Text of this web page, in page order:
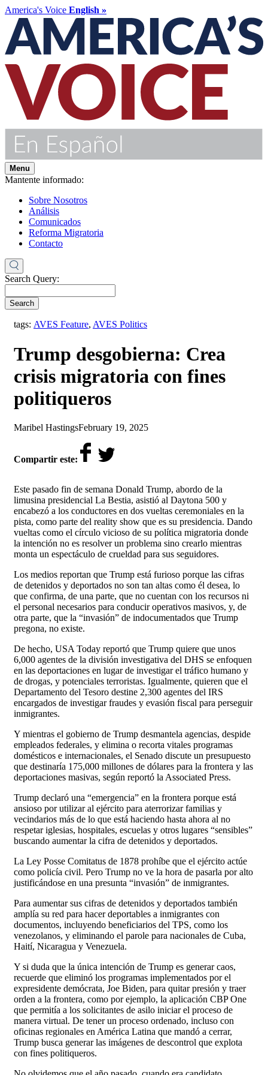
America's Voice English »
Menu
Mantente informado:
Sobre Nosotros
Análisis
Comunicados
Reforma Migratoria
Contacto
Search Query:
Search
tags: AVES Feature, AVES Politics
Trump desgobierna: Crea
crisis migratoria con fines
politiqueros
by
Maribel Hastingson
February 19, 2025
Compartir este:
Este pasado fin de semana Donald Trump, abordo de la
limusina presidencial La Bestia, asistió al Daytona 500 y
encabezó a los conductores en dos vueltas ceremoniales en la
pista, como parte del reality show que es su presidencia. Dando
vueltas como el círculo vicioso de su política migratoria donde
la intención no es resolver un problema sino crearlo mientras
monta un espectáculo de crueldad para sus seguidores.
Los medios reportan que Trump está furioso porque las cifras
de detenidos y deportados no son tan altas como él desea, lo
que confirma, de una parte, que no cuentan con los recursos ni
el personal necesarios para conducir operativos masivos, y, de
otra parte, que la “invasión” de indocumentados que Trump
pregona, no existe.
De hecho, USA Today reportó que Trump quiere que unos
6,000 agentes de la división investigativa del DHS se enfoquen
en las deportaciones en lugar de investigar el tráfico humano y
de drogas, y potenciales terroristas. Igualmente, quieren que el
Departamento del Tesoro destine 2,300 agentes del IRS
encargados de investigar fraudes y evasión fiscal para perseguir
inmigrantes.
Y mientras el gobierno de Trump desmantela agencias, despide
empleados federales, y elimina o recorta vitales programas
domésticos e internacionales, el Senado discute un presupuesto
que destinaría 175,000 millones de dólares para la frontera y las
deportaciones masivas, según reportó la Associated Press.
Trump declaró una “emergencia” en la frontera porque está
ansioso por utilizar al ejército para aterrorizar familias y
vecindarios más de lo que está haciendo hasta ahora al no
respetar iglesias, hospitales, escuelas y otros lugares “sensibles”
buscando aumentar la cifra de detenidos y deportados.
La Ley Posse Comitatus de 1878 prohíbe que el ejército actúe
como policía civil. Pero Trump no ve la hora de pasarla por alto
justificándose en una presunta “invasión” de inmigrantes.
Para aumentar sus cifras de detenidos y deportados también
amplía su red para hacer deportables a inmigrantes con
documentos, incluyendo beneficiarios del TPS, como los
venezolanos, y eliminando el parole para nacionales de Cuba,
Haití, Nicaragua y Venezuela.
Y si duda que la única intención de Trump es generar caos,
recuerde que eliminó los programas implementados por el
expresidente demócrata, Joe Biden, para quitar presión y traer
orden a la frontera, como por ejemplo, la aplicación CBP One
que permitía a los solicitantes de asilo iniciar el proceso de
manera virtual. De tener un proceso ordenado, incluso con
oficinas regionales en América Latina que mandó a cerrar,
Trump busca generar las imágenes de descontrol que explota
con fines politiqueros.